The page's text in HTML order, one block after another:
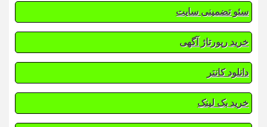
سئو تضمینی سایت
خرید رپورتاژ آگهی
دانلود کانتر
خرید بک لینک